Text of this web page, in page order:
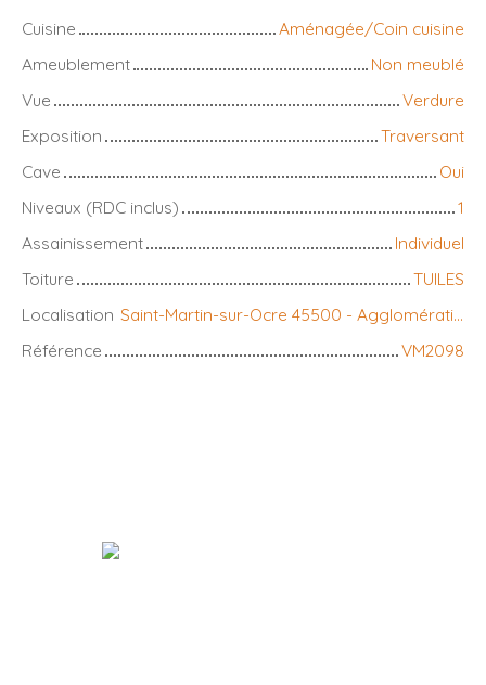
Cuisine
Aménagée/Coin cuisine
Ameublement
Non meublé
Vue
Verdure
Exposition
Traversant
Cave
Oui
Niveaux (RDC inclus)
1
Assainissement
Individuel
Toiture
TUILES
Localisation
Saint-Martin-sur-Ocre 45500 - Agglomération
Référence
VM2098